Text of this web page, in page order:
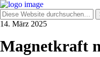
14. März 2025
Magnetkraft